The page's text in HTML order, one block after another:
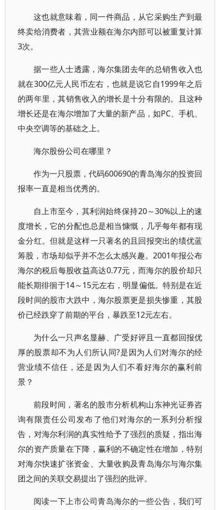
这也就意味着，同一件商品，从它采购生产到最
终卖给消费者，其营业额在海尔内部可以被重复计算
3次。
据一些人士透露，海尔集团去年的总销售收入也
就在300亿元人民币左右，也就是说它自1999年之后
的两年里，其销售收入的增长是十分有限的。且这种
增长还是在海尔增加了大量的新产品，如PC、手机、
中央空调等的基础之上。
海尔股份公司在哪里？
作为一只股票，代码600690的青岛海尔的投资回
报率一直是相当优秀的。
自上市至今，其利润始终保持20～30%以上的速
度增长，它的分配也总是相当慷慨，几乎每年都有现
金分红。但就是这样一只著名的且回报突出的绩优蓝
筹股，市场却似乎并不怎么太感兴趣。2001年报公布
海尔的税后每股收益高达0.77元，而海尔的股价却只
能长期徘徊于14～15元左右，明显偏低。特别是在近
段时间的股市大跌中，海尔股票更是损失惨重，其股
价已经跌穿了前期的平台，暴跌至12元左右。
为什么一只声名显赫、广受好评且一直都回报优
厚的股票却不为人们所认同?是因为人们对海尔的经
营业绩不信任，还是因为人们不看好海尔的赢利前
景？
前段时间，著名的股市分析机构山东神光证券咨
询有限责任公司发布了他们对海尔的一系列分析报
告，对海尔利润的真实性给予了强烈的质疑，指出海
尔的资产质量在下降，赢利的不确定性在增加，特别
对海尔快速扩张资金、大量收购及青岛海尔与海尔集
团之间的关联交易提出了强烈的批评。
阅读一下上市公司青岛海尔的一些公告，我们可